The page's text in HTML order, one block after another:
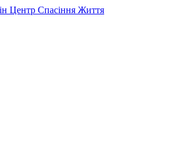
Центр Спасіння Життя